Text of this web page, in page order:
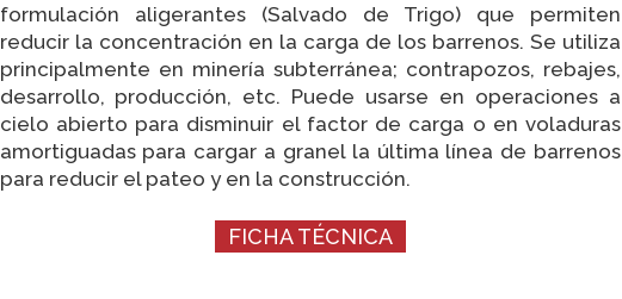
formulación aligerantes (Salvado de Trigo) que permiten
reducir la concentración en la carga de los barrenos. Se utiliza
principalmente en minería subterránea; contrapozos, rebajes,
desarrollo, producción, etc. Puede usarse en operaciones a
cielo abierto para disminuir el factor de carga o en voladuras
amortiguadas para cargar a granel la última línea de barrenos
para reducir el pateo y en la construcción.
FICHA TÉCNICA